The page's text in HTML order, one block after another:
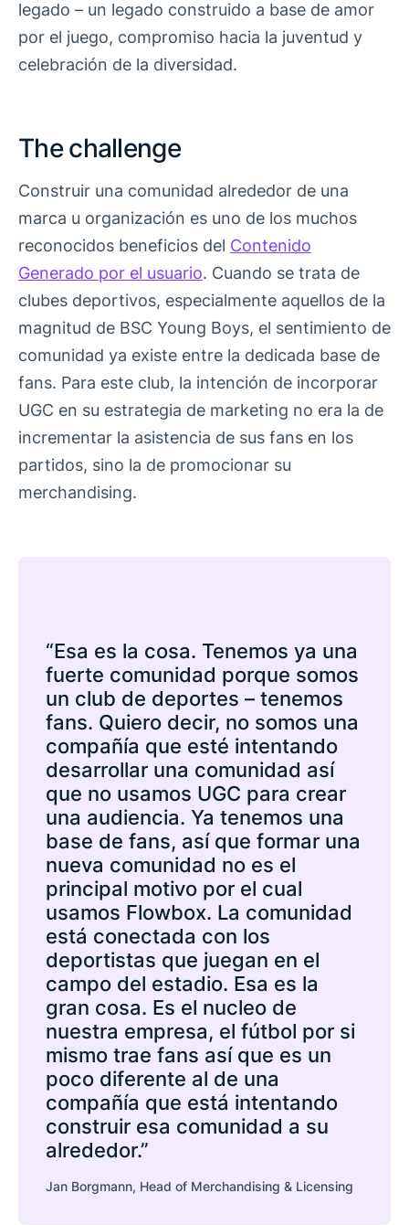
legado – un legado construido a base de amor
por el juego, compromiso hacia la juventud y
celebración de la diversidad.
The challenge
Construir una comunidad alrededor de una
marca u organización es uno de los muchos
reconocidos beneficios del Contenido
Generado por el usuario. Cuando se trata de
clubes deportivos, especialmente aquellos de la
magnitud de BSC Young Boys, el sentimiento de
comunidad ya existe entre la dedicada base de
fans. Para este club, la intención de incorporar
UGC en su estrategia de marketing no era la de
incrementar la asistencia de sus fans en los
partidos, sino la de promocionar su
merchandising.
“Esa es la cosa. Tenemos ya una
fuerte comunidad porque somos
un club de deportes – tenemos
fans. Quiero decir, no somos una
compañía que esté intentando
desarrollar una comunidad así
que no usamos UGC para crear
una audiencia. Ya tenemos una
base de fans, así que formar una
nueva comunidad no es el
principal motivo por el cual
usamos Flowbox. La comunidad
está conectada con los
deportistas que juegan en el
campo del estadio. Esa es la
gran cosa. Es el nucleo de
nuestra empresa, el fútbol por si
mismo trae fans así que es un
poco diferente al de una
compañía que está intentando
construir esa comunidad a su
alrededor.”
Jan Borgmann, Head of Merchandising & Licensing